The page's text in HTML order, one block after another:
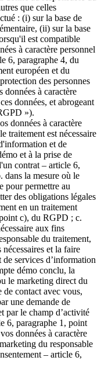
que celles
: (i) sur la base de
(ii) sur la base
est compatible
à caractère personnel
6, paragraphe 4, du
européen et du
des personnes
données à caractère
données, et abrogeant
»).
données à caractère
traitement est nécessaire
et de
et à la prise de
contrat – article 6,
la mesure où le
pour permettre au
des obligations légales
en un traitement
c), du RGPD ; c.
aux fins
du traitement,
et la faire
services d’information
démo conclu, la
le marketing direct du
de contact avec vous,
une demande de
par le champ d’activité
6, paragraphe 1, point
données à caractère
du responsable
– article 6,